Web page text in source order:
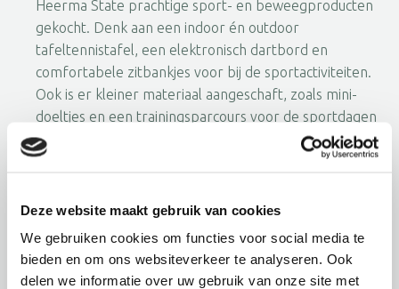
Deze website maakt gebruik van cookies
We gebruiken cookies om functies voor social media te
bieden en om ons websiteverkeer te analyseren. Ook
delen we informatie over uw gebruik van onze site met
Heerma State prachtige sport- en beweegproducten
gekocht. Denk aan een indoor én outdoor
tafeltennistafel, een elektronisch dartbord en
comfortabele zitbankjes voor bij de sportactiviteiten.
Ook is er kleiner materiaal aangeschaft, zoals mini-
doeltjes en een trainingsparcours voor de sportdagen
bij DVO.
Deze activiteiten dragen bij aan een waardevol en actief